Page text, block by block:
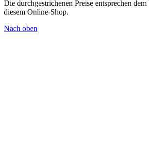
Die durchgestrichenen Preise entsprechen
diesem Online-Shop.
Nach oben